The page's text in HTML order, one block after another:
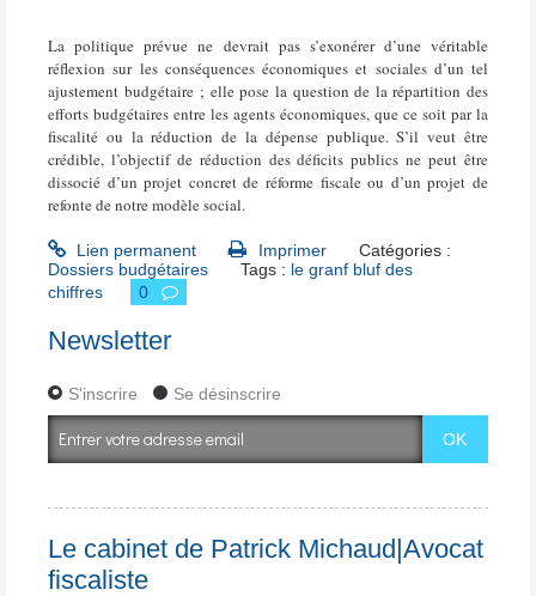
La politique prévue ne devrait pas s’exonérer d’une véritable
réflexion sur les conséquences économiques et sociales d’un tel
ajustement budgétaire ; elle pose la question de la répartition des
efforts budgétaires entre les agents économiques, que ce soit par la
fiscalité ou la réduction de la dépense publique. S’il veut être
crédible, l’objectif de réduction des déficits publics ne peut être
dissocié d’un projet concret de réforme fiscale ou d’un projet de
refonte de notre modèle social.
Lien permanent Imprimer
Catégories :
Dossiers budgétaires
Tags : le granf bluf des
chiffres
0
Newsletter
S'inscrire Se désinscrire
Le cabinet de Patrick Michaud|Avocat
fiscaliste